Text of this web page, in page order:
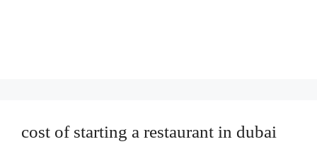
cost of starting a restaurant in dubai